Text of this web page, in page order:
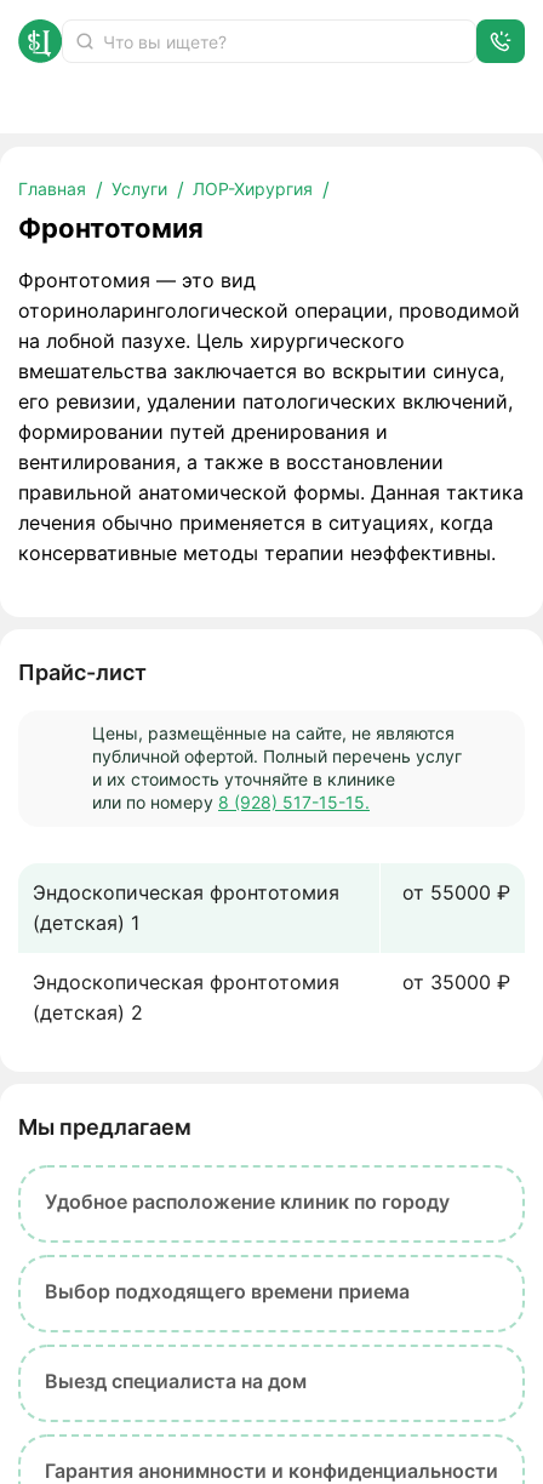
Главная Услуги ЛОР-Хирургия
Фронтотомия
Фронтотомия
Фронтотомия — это вид
оториноларингологической операции, проводимой
на лобной пазухе. Цель хирургического
вмешательства заключается во вскрытии синуса,
его ревизии, удалении патологических включений,
формировании путей дренирования и
вентилирования, а также в восстановлении
правильной анатомической формы. Данная тактика
лечения обычно применяется в ситуациях, когда
консервативные методы терапии неэффективны.
Прайс-лист
Цены, размещённые на сайте, не являются
публичной офертой. Полный перечень услуг
и их стоимость уточняйте в клинике
или по номеру 8 (928) 517-15-15.
Эндоскопическая фронтотомия
(детская) 1
от 55000 ₽
Эндоскопическая фронтотомия
(детская) 2
от 35000 ₽
Мы предлагаем
Удобное расположение клиник по городу
Выбор подходящего времени приема
Выезд специалиста на дом
Гарантия анонимности и конфиденциальности